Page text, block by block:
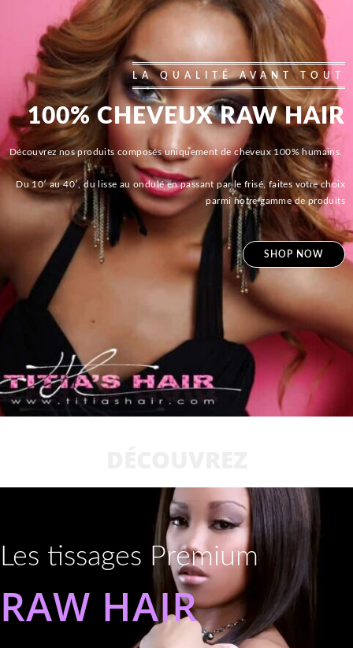
LA QUALITÉ AVANT TOUT
100% CHEVEUX RAW HAIR
Découvrez nos produits composés uniquement de cheveux 100% humains.
Du 10′ au 40′, du lisse au ondulé en passant par le frisé, faites votre choix
parmi notre gamme de produits
SHOP NOW
Les tissages Premium
RAW HAIR